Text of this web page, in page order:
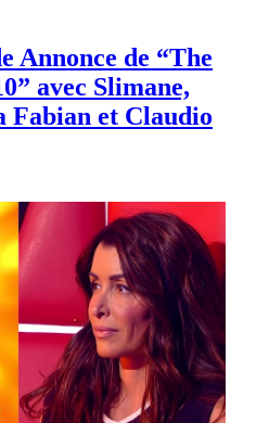
Annonce de “The
avec Slimane,
et Claudio